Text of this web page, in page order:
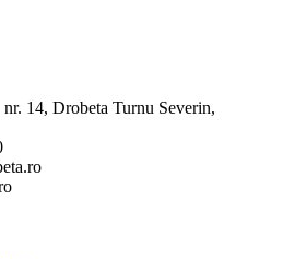
nr. 14, Drobeta Turnu Severin,